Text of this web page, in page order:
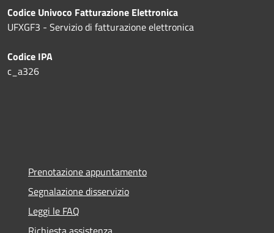
Codice Univoco Fatturazione Elettronica
UFXGF3 - Servizio di fatturazione elettronica
Codice IPA
c_a326
Prenotazione appuntamento
Segnalazione disservizio
Leggi le FAQ